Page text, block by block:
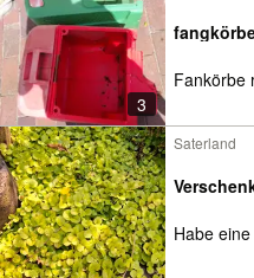
3
Fankörbe
Saterland
Habe